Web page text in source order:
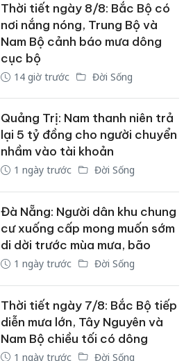
Thời tiết ngày 8/8: Bắc Bộ có
nơi nắng nóng, Trung Bộ và
Nam Bộ cảnh báo mưa dông
cục bộ
14 giờ trước Đời Sống
Quảng Trị: Nam thanh niên trả
lại 5 tỷ đồng cho người chuyển
nhầm vào tài khoản
1 ngày trước Đời Sống
Đà Nẵng: Người dân khu chung
cư xuống cấp mong muốn sớm
di dời trước mùa mưa, bão
1 ngày trước Đời Sống
Thời tiết ngày 7/8: Bắc Bộ tiếp
diễn mưa lớn, Tây Nguyên và
Nam Bộ chiều tối có dông
1 ngày trước Đời Sống